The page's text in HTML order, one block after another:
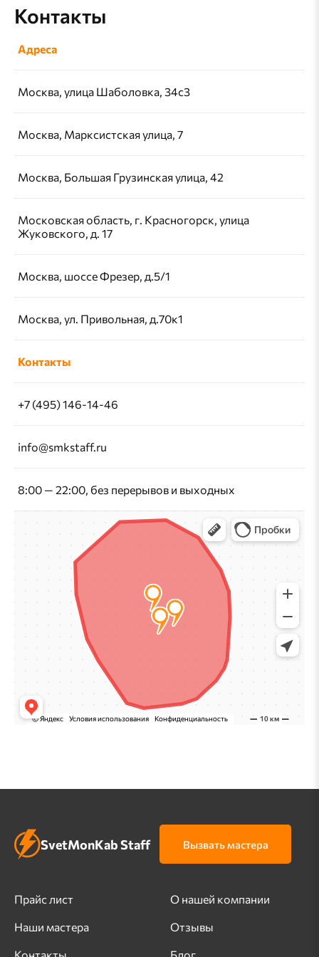
клиентов свидетельствуют о надежности. Третий
стандартов безопасности. Наконец, хороший
предложения по улучшению электрической
Контакты
Адреса
Москва, улица Шаболовка, 34с3
Москва, Марксистская улица, 7
Москва, Большая Грузинская улица, 42
Московская область, г. Красногорск, улица
Жуковского, д. 17
Москва, шоссе Фрезер, д.5/1
Москва, ул. Привольная, д.70к1
Контакты
+7 (495) 146-14-46
info@smkstaff.ru
8:00 — 22:00, без перерывов и выходных
SvetMonKab Staff
Прайс лист О нашей компании
Наши мастера Отзывы
Вызвать мастера